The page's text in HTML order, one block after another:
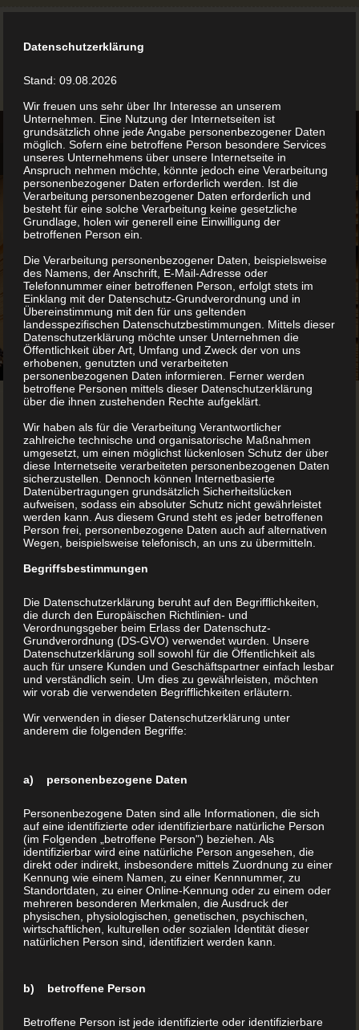
Kirchberger Häuserbuch
Kirchberger Häuserbuch: 320 Häuser und Höfe im
Pielachtal – gedruckt bei BuchDrucker.at Ein
Häuser und Höfe in Kirchberg an der Pielach – und
Rahmen und vor über 250 begeisterten Besucherinnen
und Besuchern wurde am 7. ...
MEHR LESEN
Datenschutzerklärung
Stand: 09.08.2026
Wir freuen uns sehr über Ihr Interesse an unserem
Unternehmen. Eine Nutzung der Internetseiten ist
grundsätzlich ohne jede Angabe personenbezogener Daten
möglich. Sofern eine betroffene Person besondere Services
unseres Unternehmens über unsere Internetseite in
Anspruch nehmen möchte, könnte jedoch eine Verarbeitung
personenbezogener Daten erforderlich werden. Ist die
Verarbeitung personenbezogener Daten erforderlich und
besteht für eine solche Verarbeitung keine gesetzliche
Grundlage, holen wir generell eine Einwilligung der
betroffenen Person ein.
Die Verarbeitung personenbezogener Daten, beispielsweise
des Namens, der Anschrift, E-Mail-Adresse oder
Telefonnummer einer betroffenen Person, erfolgt stets im
Einklang mit der Datenschutz-Grundverordnung und in
Übereinstimmung mit den für uns geltenden
landesspezifischen Datenschutzbestimmungen. Mittels dieser
Datenschutzerklärung möchte unser Unternehmen die
Öffentlichkeit über Art, Umfang und Zweck der von uns
erhobenen, genutzten und verarbeiteten
personenbezogenen Daten informieren. Ferner werden
betroffene Personen mittels dieser Datenschutzerklärung
über die ihnen zustehenden Rechte aufgeklärt.
Wir haben als für die Verarbeitung Verantwortlicher
zahlreiche technische und organisatorische Maßnahmen
umgesetzt, um einen möglichst lückenlosen Schutz der über
diese Internetseite verarbeiteten personenbezogenen Daten
sicherzustellen. Dennoch können Internetbasierte
Datenübertragungen grundsätzlich Sicherheitslücken
aufweisen, sodass ein absoluter Schutz nicht gewährleistet
werden kann. Aus diesem Grund steht es jeder betroffenen
Person frei, personenbezogene Daten auch auf alternativen
Wegen, beispielsweise telefonisch, an uns zu übermitteln.
Begriffsbestimmungen
Die Datenschutzerklärung beruht auf den Begrifflichkeiten,
die durch den Europäischen Richtlinien- und
Verordnungsgeber beim Erlass der Datenschutz-
Grundverordnung (DS-GVO) verwendet wurden. Unsere
Datenschutzerklärung soll sowohl für die Öffentlichkeit als
auch für unsere Kunden und Geschäftspartner einfach lesbar
und verständlich sein. Um dies zu gewährleisten, möchten
wir vorab die verwendeten Begrifflichkeiten erläutern.
Wir verwenden in dieser Datenschutzerklärung unter
anderem die folgenden Begriffe:
a) personenbezogene Daten
Personenbezogene Daten sind alle Informationen, die sich
auf eine identifizierte oder identifizierbare natürliche Person
(im Folgenden „betroffene Person") beziehen. Als
identifizierbar wird eine natürliche Person angesehen, die
direkt oder indirekt, insbesondere mittels Zuordnung zu einer
Kennung wie einem Namen, zu einer Kennnummer, zu
Standortdaten, zu einer Online-Kennung oder zu einem oder
mehreren besonderen Merkmalen, die Ausdruck der
physischen, physiologischen, genetischen, psychischen,
wirtschaftlichen, kulturellen oder sozialen Identität dieser
natürlichen Person sind, identifiziert werden kann.
b) betroffene Person
Betroffene Person ist jede identifizierte oder identifizierbare